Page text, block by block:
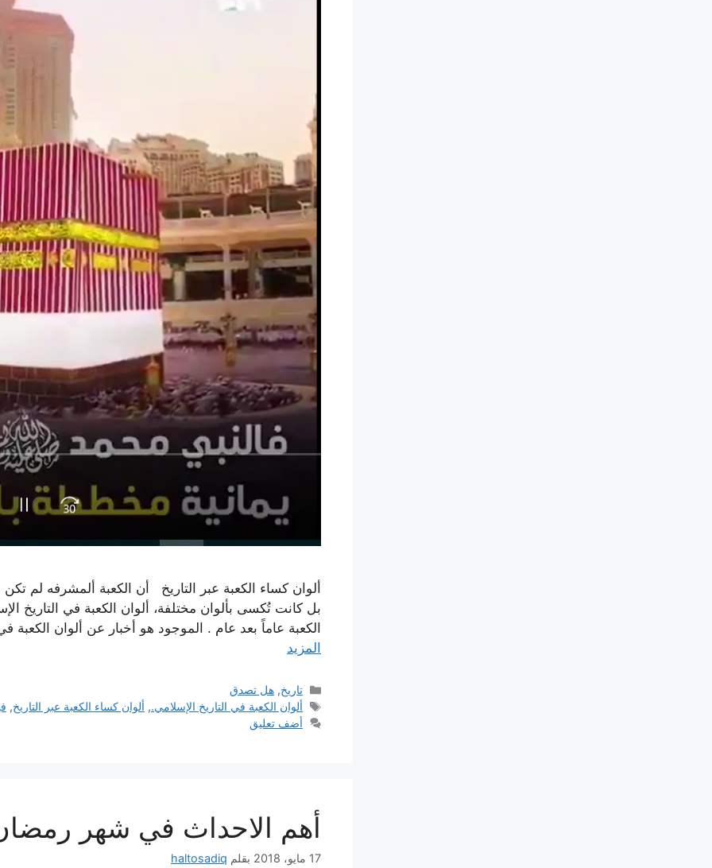
ألوان كساء الكعبة عبر التاريخ أن الكعبة ألمشرفه لم
بل كانت تُكسى بألوان مختلفة، ألوان الكعبة في التاريخ
الكعبة عاماً بعد عام . الموجود هو أخبار عن ألوان
المزيد
التصنيفات
تاريخ,هل تصدق
الوسوم
ألوان الكعبة في التاريخ الإسلامي., ألوان كساء الكعبة عبر التاريخ,
أضف تعليق
أهم الاحداث في شهر
17 مايو، 2018 بقلم haltosadiq